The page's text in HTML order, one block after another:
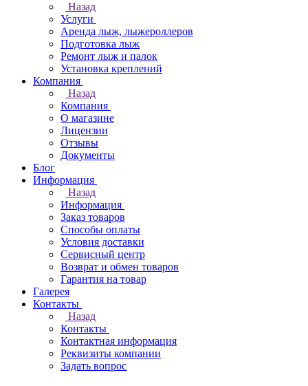
Назад
Услуги
Аренда лыж, лыжероллеров
Подготовка лыж
Ремонт лыж и палок
Установка креплений
Компания
Назад
Компания
О магазине
Лицензии
Отзывы
Документы
Блог
Информация
Назад
Информация
Заказ товаров
Способы оплаты
Условия доставки
Сервисный центр
Возврат и обмен товаров
Гарантия на товар
Галерея
Контакты
Назад
Контакты
Контактная информация
Реквизиты компании
Задать вопрос